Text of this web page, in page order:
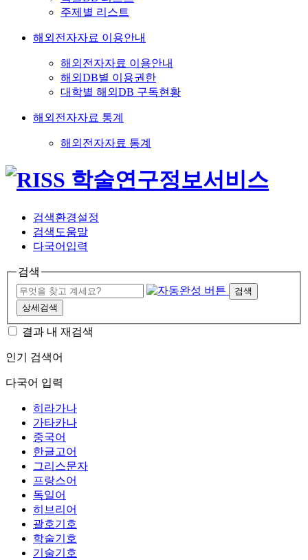
주제별 리스트
해외전자자료 이용안내
해외전자자료 이용안내
해외DB별 이용권한
대학별 해외DB 구독현황
해외전자자료 통계
해외전자자료 통계
검색환경설정
검색도움말
다국어입력
검색
검색
상세검색
결과 내 재검색
인기 검색어
다국어 입력
히라가나
가타카나
중국어
한글고어
그리스문자
프랑스어
독일어
히브리어
괄호기호
학술기호
기술기호